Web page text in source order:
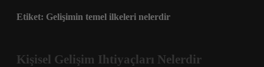
Etiket: Gelişimin temel ilkeleri nelerdir
Kişisel Gelişim Ihtiyaçları Nelerdir